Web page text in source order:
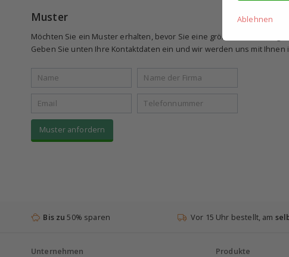
Muster
Möchten Sie ein Muster erhalten, bevor Sie eine größere Bestellung
Geben Sie unten Ihre Kontaktdaten ein und wir werden uns mit
Muster anfordern
Bis zu 50% sparen Vor 15 Uhr bestellt, am
Unternehmen Produkte
Ablehnen